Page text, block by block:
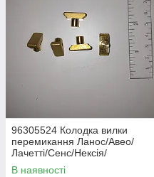
96305524 Колодка вилки
перемикання Ланос/Авео/
Лачетті/Сенс/Нексія/
Такума(GM)
В наявності